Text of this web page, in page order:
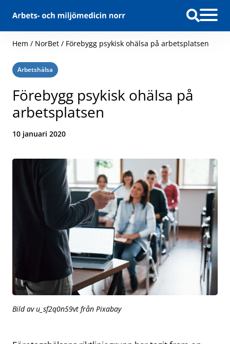
Hem / NorBet / Förebygg psykisk ohälsa på arbetsplatsen
Kategori:
Arbetshälsa
Förebygg psykisk ohälsa på
arbetsplatsen
Datum:
10 januari 2020
Bild av u_sf2q0n59vt från Pixabay